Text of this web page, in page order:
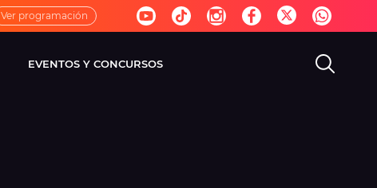
Ver programación
EVENTOS Y CONCURSOS